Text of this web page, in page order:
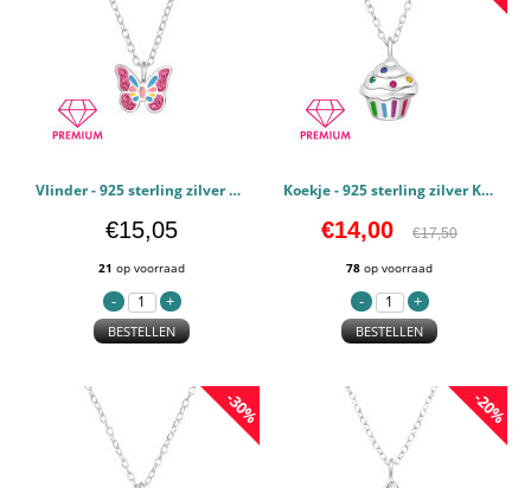
Vlinder - 925 sterling zilver Kettingen voor kinderen PCJW48384
€15,05
21 op voorraad
BESTELLEN
Koekje - 925 sterling zilver Kettingen voor kinderen PCJW48332
€14,00 €17,50
78 op voorraad
BESTELLEN
-30% -20%